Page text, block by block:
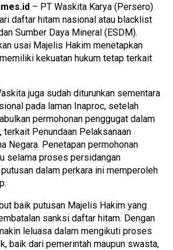
– PT Waskita Karya (Persero)
daftar hitam nasional atau blacklist
Sumber Daya Mineral (ESDM).
usai Majelis Hakim menetapkan
kekuatan hukum tetap terkait
juga sudah diturunkan sementara
pada laman Inaproc, setelah
permohonan penggugat dalam
terkait Penundaan Pelaksanaan
Negara. Penetapan permohonan
selama proses persidangan
dalam perkara ini memperoleh
baik putusan Majelis Hakim yang
sanksi daftar hitam. Dengan
leluasa dalam mengikuti proses
baik dari pemerintah maupun swasta,